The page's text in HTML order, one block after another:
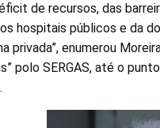
de recursos, das
hospitais públicos e da
enumerou
polo SERGAS, até o